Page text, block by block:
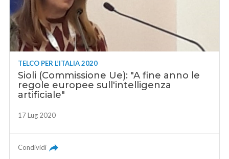
TELCO PER L’ITALIA 2020
Sioli (Commissione Ue): "A fine anno le
regole europee sull'intelligenza
artificiale"
17 Lug 2020
Condividi